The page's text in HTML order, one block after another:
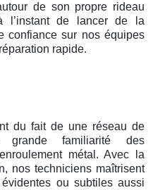
de son propre rideau
l’instant de lancer de la
confiance sur nos équipes
rapide.
du fait de une réseau de
grande familiarité des
métal. Avec la
nos techniciens maîtrisent
ou subtiles aussi